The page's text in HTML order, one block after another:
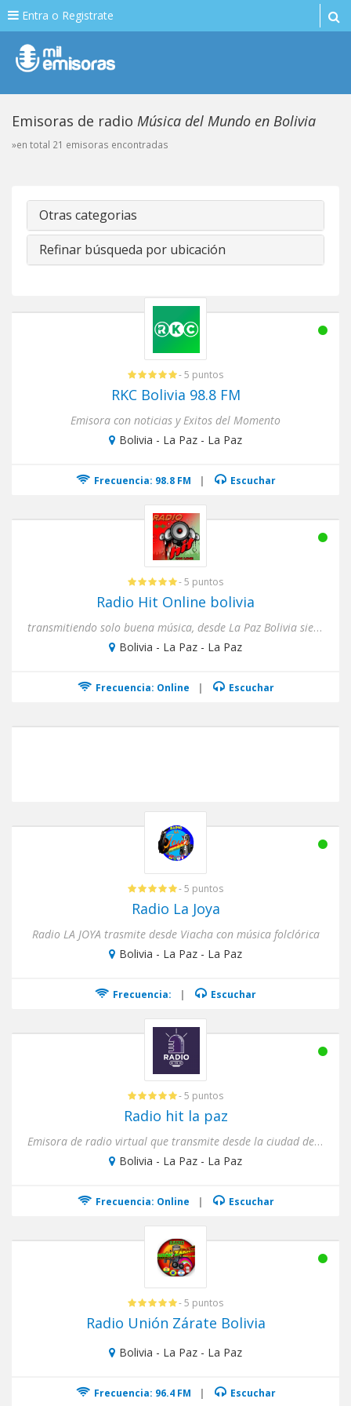
Entra o Registrate
Emisoras de radio Música del Mundo en Bolivia
»en total 21 emisoras encontradas
Otras categorias
Refinar búsqueda por ubicación
- 5 puntos
RKC Bolivia 98.8 FM
Emisora con noticias y Exitos del Momento
Bolivia - La Paz - La Paz
Frecuencia: 98.8 FM | Escuchar
- 5 puntos
Radio Hit Online bolivia
transmitiendo solo buena música, desde La Paz Bolivia siempre pensando en tus gustos musicales...
Bolivia - La Paz - La Paz
Frecuencia: Online | Escuchar
- 5 puntos
Radio La Joya
Radio LA JOYA trasmite desde Viacha con música folclórica
Bolivia - La Paz - La Paz
Frecuencia: | Escuchar
- 5 puntos
Radio hit la paz
Emisora de radio virtual que transmite desde la ciudad de La Paz Bolivia con los mejores éxitos de temporada
Bolivia - La Paz - La Paz
Frecuencia: Online | Escuchar
- 5 puntos
Radio Unión Zárate Bolivia
Bolivia - La Paz - La Paz
Frecuencia: 96.4 FM | Escuchar